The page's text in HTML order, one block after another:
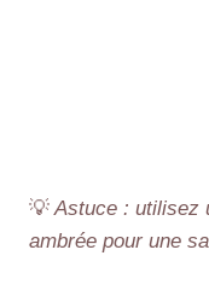
💡 Astuce : utilisez
ambrée pour une